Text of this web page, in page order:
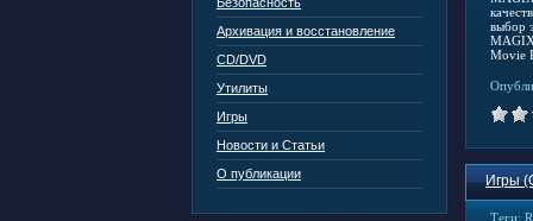
Архивация и восстановление
CD/DVD
Утилиты
Игры
Новости и Статьи
О публикации
выбор
MAGIX
Movie
Игры
Теги: